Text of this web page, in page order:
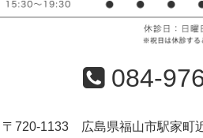
084-
〒720-1133 広島県福山市駅家町